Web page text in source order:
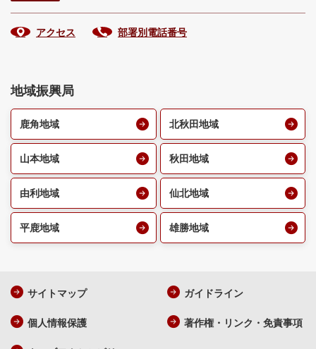
アクセス 部署別電話番号
地域振興局
鹿角地域 北秋田地域
山本地域 秋田地域
由利地域 仙北地域
平鹿地域 雄勝地域
サイトマップ ガイドライン
個人情報保護 著作権・リンク・免責事項